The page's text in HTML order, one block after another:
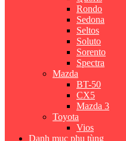
Rondo
Sedona
Seltos
Soluto
Sorento
Spectra
Mazda
BT-50
CX5
Mazda 3
Toyota
Vios
Danh mục phụ tùng